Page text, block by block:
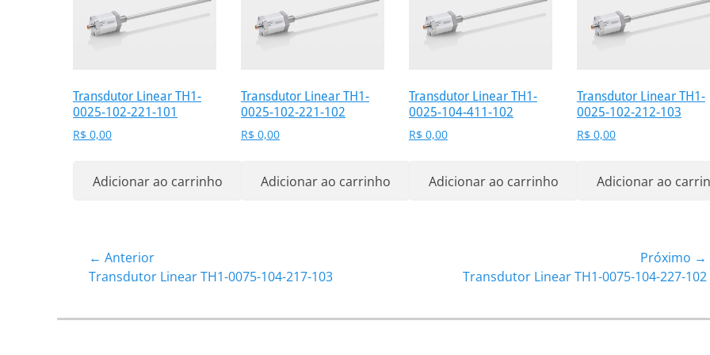
Transdutor Linear TH1-
0025-102-221-101
R$ 0,00
Adicionar ao carrinho
Transdutor Linear TH1-
0025-102-221-102
R$ 0,00
Adicionar ao carrinho
Transdutor Linear TH1-
0025-104-411-102
R$ 0,00
Adicionar ao carrinho
Transdutor Linear TH1-
0025-102-212-103
R$ 0,00
Adicionar ao
Navegação
de
Post
← Anterior
Post
Transdutor Linear TH1-0075-104-217-103
Próximo →
Transdutor Linear TH1-0075-104-227-102